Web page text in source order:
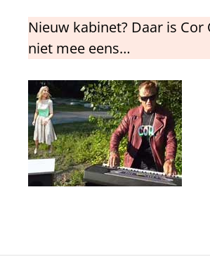
Nieuw kabinet? Daar is Cor
niet mee eens…